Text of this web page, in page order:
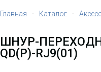
Главная - Каталог -
ШНУР-
QD(P)-RJ9(01)